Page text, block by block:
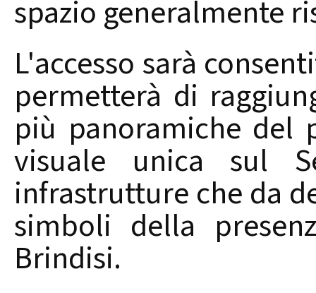
spazio generalmente
L'accesso sarà
permetterà di
più panoramiche del
visuale unica sul
infrastrutture che da
simboli della
Brindisi.